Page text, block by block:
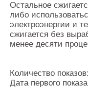
Остальное
либо
электроэнергии и
сжигается без
менее десяти
Количество
Дата первого